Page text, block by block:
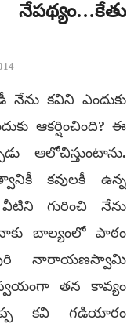
కవిని ఎందుకు
ఆకర్షించింది? ఈ
ఆలోచిస్తుంటాను.
కవులకీ ఉన్న
వీటిని గురించి నేను
బాల్యంలో పాఠం
నారాయణస్వామి
తన కావ్యం
కవి గడియారం